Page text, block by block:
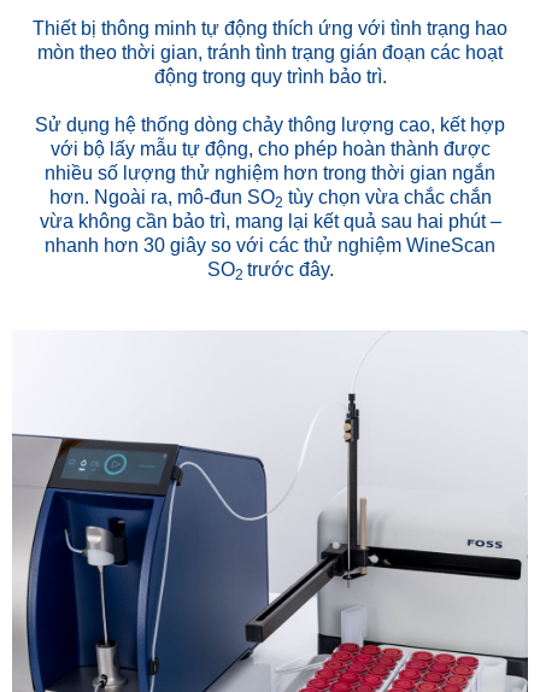
Thiết bị thông minh tự động thích ứng với tình trạng hao
mòn theo thời gian, tránh tình trạng gián đoạn các hoạt
động trong quy trình bảo trì.
Sử dụng hệ thống dòng chảy thông lượng cao, kết hợp
với bộ lấy mẫu tự động, cho phép hoàn thành được
nhiều số lượng thử nghiệm hơn trong thời gian ngắn
hơn. Ngoài ra, mô-đun SO2 tùy chọn vừa chắc chắn
vừa không cần bảo trì, mang lại kết quả sau hai phút –
nhanh hơn 30 giây so với các thử nghiệm WineScan
SO2 trước đây.